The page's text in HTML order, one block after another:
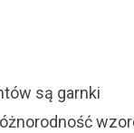
są garnki